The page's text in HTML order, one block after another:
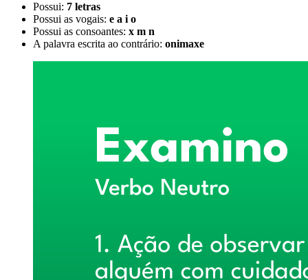
Possui: 7 letras
Possui as vogais: e a i o
Possui as consoantes: x m n
A palavra escrita ao contrário: onimaxe